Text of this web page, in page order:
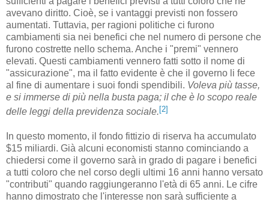
avevano diritto. Cioè, se i vantaggi previsti non fossero
aumentati. Tuttavia, per ragioni politiche ci furono
cambiamenti sia nei benefici che nel numero di persone che
furono costrette nello schema. Anche i "premi" vennero
elevati. Questi cambiamenti vennero fatti sotto il nome di
"assicurazione", ma il fatto evidente è che il governo li fece
al fine di aumentare i suoi fondi spendibili. Voleva più tasse,
e si immerse di più nella busta paga; il che è lo scopo reale
delle leggi della previdenza sociale.[2]
In questo momento, il fondo fittizio di riserva ha accumulato
$15 miliardi. Già alcuni economisti stanno cominciando a
chiedersi come il governo sarà in grado di pagare i benefici
a tutti coloro che nel corso degli ultimi 16 anni hanno versato
"contributi" quando raggiungeranno l'età di 65 anni. Le cifre
hanno dimostrato che l'interesse non sarà sufficiente a